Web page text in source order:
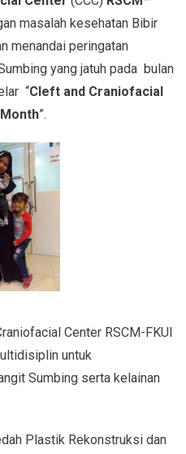
masalah kesehatan Bibir
menandai peringatan
yang jatuh pada bulan
“Cleft and Craniofacial
”.
Center RSCM-FKUI
untuk
Sumbing serta kelainan
Plastik Rekonstruksi dan